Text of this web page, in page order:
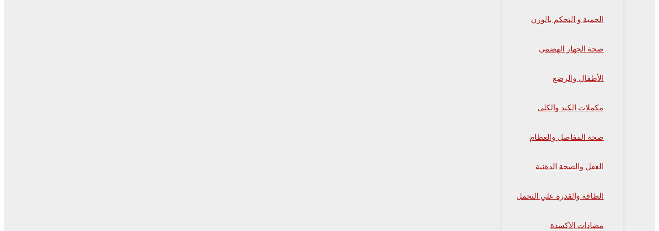
الحمية و التحكم بالوزن
صحة الجهاز الهضمي
الأطفال والرضع
مكملات الكبد والكلى
صحة المفاصل والعظام
العقل والصحة الذهنية
الطاقة والقدرة علي التحمل
مضادات الأكسدة